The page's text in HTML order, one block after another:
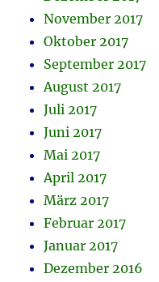
November 2017
Oktober 2017
September 2017
August 2017
Juli 2017
Juni 2017
Mai 2017
April 2017
März 2017
Februar 2017
Januar 2017
Dezember 2016